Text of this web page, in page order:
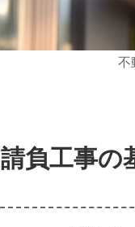
不
請負工事の